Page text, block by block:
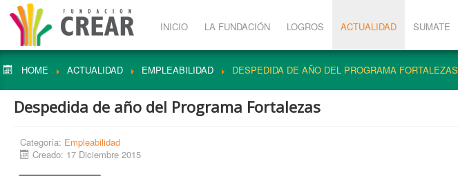
INICIO LA FUNDACIÓN LOGROS ACTUALIDAD SUMATE
HOME ACTUALIDAD EMPLEABILIDAD DESPEDIDA DE AÑO DEL PROGRAMA FORTALEZAS
Despedida de año del Programa Fortalezas
Categoría: Empleabilidad
Creado: 17 Diciembre 2015